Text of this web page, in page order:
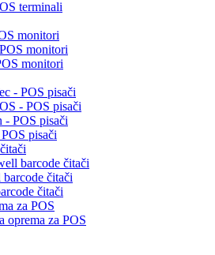
terminali
monitori
monitori
monitori
- POS pisači
- POS pisači
- POS pisači
pisači
barcode čitači
barcode čitači
čitači
za POS
oprema za POS